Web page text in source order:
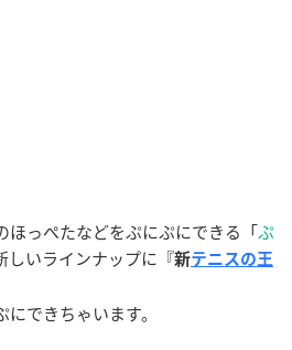
ほっぺたなどをぷにぷにできる「ぷ
しいラインナップに『新テニスの王
できちゃいます。